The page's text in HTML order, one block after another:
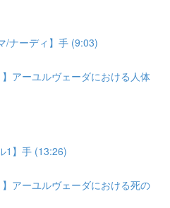
/ナーディ】手 (9:03)
】アーユルヴェーダにおける人体
1】手 (13:26)
】アーユルヴェーダにおける死の